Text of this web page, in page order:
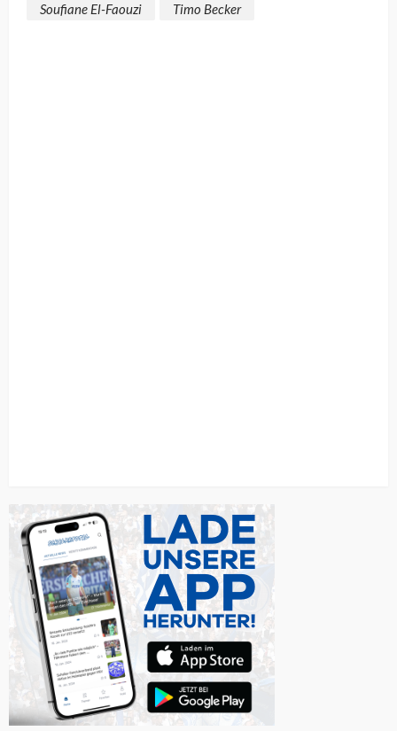
Soufiane El-Faouzi
Timo Becker